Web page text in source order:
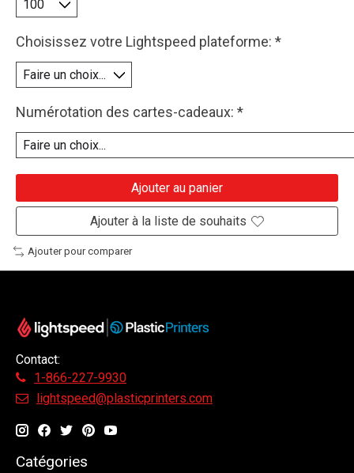
Choisissez votre Lightspeed plateforme: *
Numérotation des cartes-cadeaux: *
Ajouter au panier
Ajouter à la liste de souhaits
Ajouter pour comparer
Contact:
1-866-227-9930
lightspeed@plasticprinters.com
Catégories